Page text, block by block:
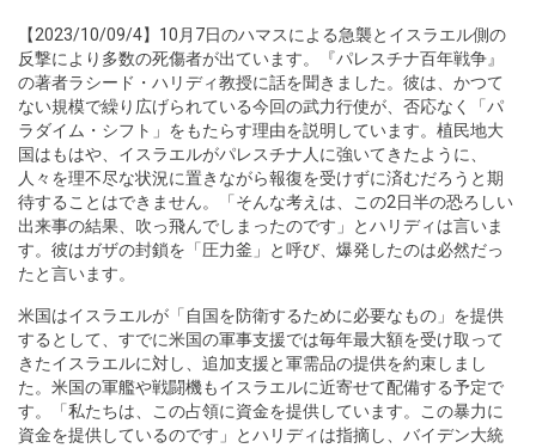
【2023/10/09/4】10月7日のハマスによる急襲とイスラエル側の
反撃により多数の死傷者が出ています。『パレスチナ百年戦争』
の著者ラシード・ハリディ教授に話を聞きました。彼は、かつて
ない規模で繰り広げられている今回の武力行使が、否応なく「パ
ラダイム・シフト」をもたらす理由を説明しています。植民地大
国はもはや、イスラエルがパレスチナ人に強いてきたように、
人々を理不尽な状況に置きながら報復を受けずに済むだろうと期
待することはできません。「そんな考えは、この2日半の恐ろしい
出来事の結果、吹っ飛んでしまったのです」とハリディは言いま
す。彼はガザの封鎖を「圧力釜」と呼び、爆発したのは必然だっ
たと言います。
米国はイスラエルが「自国を防衛するために必要なもの」を提供
するとして、すでに米国の軍事支援では毎年最大額を受け取って
きたイスラエルに対し、追加支援と軍需品の提供を約束しまし
た。米国の軍艦や戦闘機もイスラエルに近寄せて配備する予定で
す。「私たちは、この占領に資金を提供しています。この暴力に
資金を提供しているのです」とハリディは指摘し、バイデン大統